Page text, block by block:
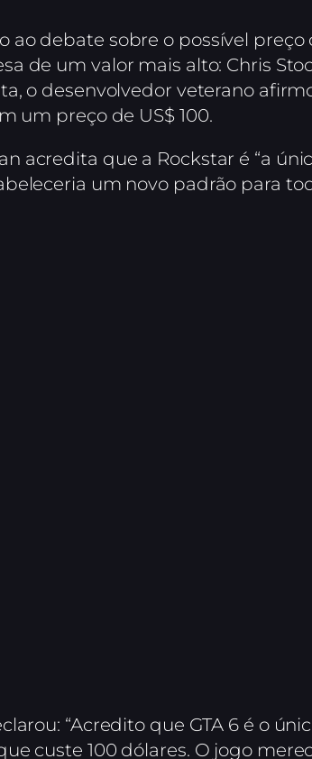
ao debate sobre o possível preço
de um valor mais alto: Chris
o desenvolvedor veterano
um preço de US$ 100.
acredita que a Rockstar é “a
um novo padrão para
“Acredito que GTA 6 é o
custe 100 dólares. O jogo